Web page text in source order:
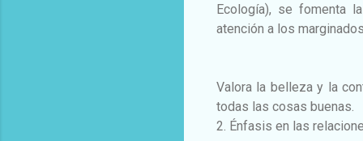
Ecología), se fomenta
atención a los
Valora la belleza y la
todas las cosas buenas.
2. Énfasis en las